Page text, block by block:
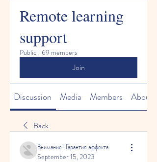
Remote learning
support
Public · 69 members
Join
Discussion Media Members About
Back
Внимание! Гарантия эффекта
September 15, 2023